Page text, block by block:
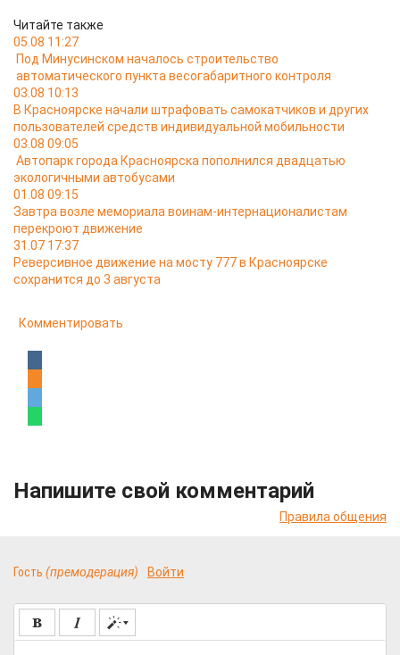
Читайте также
05.08 11:27
Под Минусинском началось строительство
автоматического пункта весогабаритного контроля
03.08 10:13
В Красноярске начали штрафовать самокатчиков и других
пользователей средств индивидуальной мобильности
03.08 09:05
Автопарк города Красноярска пополнился двадцатью
экологичными автобусами
01.08 09:15
Завтра возле мемориала воинам-интернационалистам
перекроют движение
31.07 17:37
Реверсивное движение на мосту 777 в Красноярске
сохранится до 3 августа
Комментировать
Напишите свой комментарий
Правила общения
Гость (премодерация) Войти